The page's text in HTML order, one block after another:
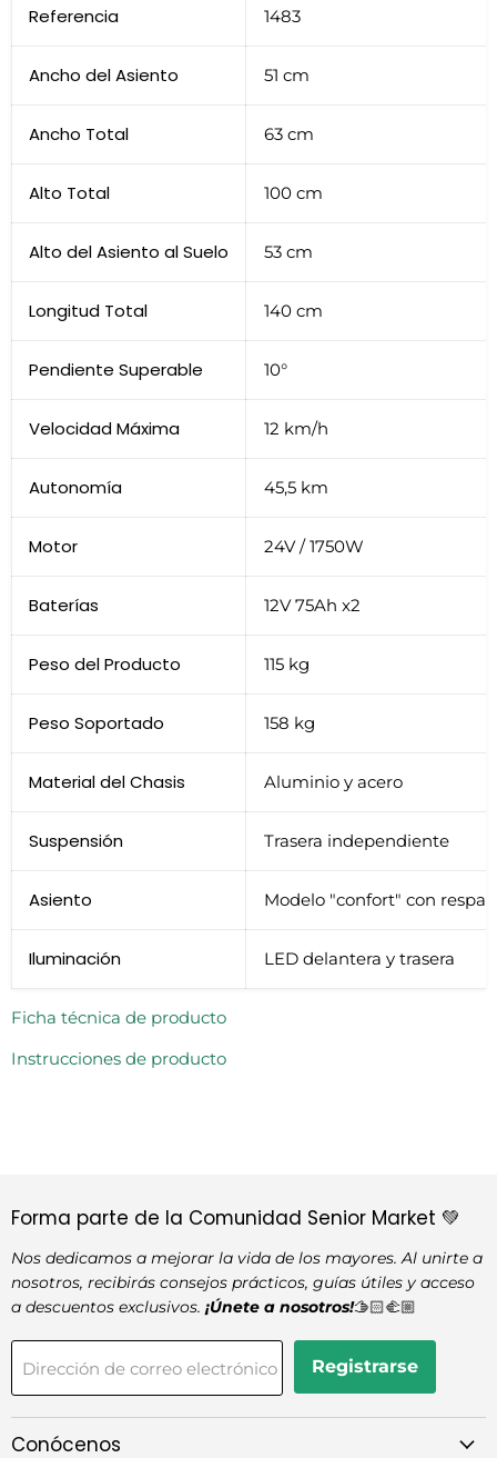
Referencia 1483
Ancho del Asiento 51 cm
Ancho Total 63 cm
Alto Total 100 cm
Alto del Asiento al Suelo 53 cm
Longitud Total 140 cm
Pendiente Superable 10°
Velocidad Máxima 12 km/h
Autonomía 45,5 km
Motor 24V / 1750W
Baterías 12V 75Ah x2
Peso del Producto 115 kg
Peso Soportado 158 kg
Material del Chasis Aluminio y acero
Suspensión Trasera independiente
Asiento Modelo "confort" con
Iluminación LED delantera y trasera
Ficha técnica de producto
Instrucciones de producto
Forma parte de la Comunidad Senior Market 💚
Nos dedicamos a mejorar la vida de los mayores. Al unirte a
nosotros, recibirás consejos prácticos, guías útiles y acceso
a descuentos exclusivos. ¡Únete a nosotros!🫱🏻‍🫲🏼
Dirección de correo electrónico Registrarse
Conócenos